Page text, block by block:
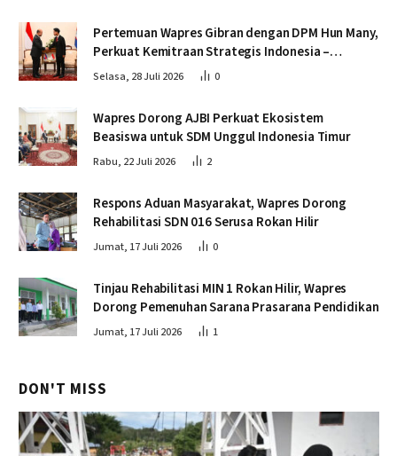
Pertemuan Wapres Gibran dengan DPM Hun Many,
Perkuat Kemitraan Strategis Indonesia –
Kamboja
Selasa, 28 Juli 2026 0
Wapres Dorong AJBI Perkuat Ekosistem
Beasiswa untuk SDM Unggul Indonesia Timur
Rabu, 22 Juli 2026 2
Respons Aduan Masyarakat, Wapres Dorong
Rehabilitasi SDN 016 Serusa Rokan Hilir
Jumat, 17 Juli 2026 0
Tinjau Rehabilitasi MIN 1 Rokan Hilir, Wapres
Dorong Pemenuhan Sarana Prasarana Pendidikan
Jumat, 17 Juli 2026 1
DON'T MISS